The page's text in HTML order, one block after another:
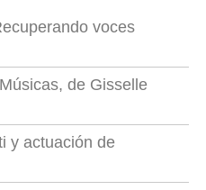
voces
de Gisselle
y actuación de